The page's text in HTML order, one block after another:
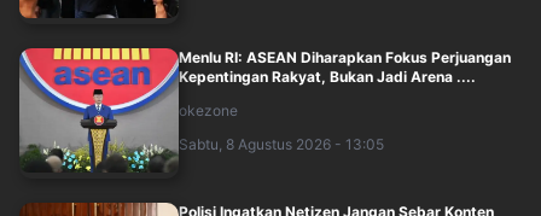
Menlu RI: ASEAN Diharapkan Fokus Perjuangan
Kepentingan Rakyat, Bukan Jadi Arena ....
okezone
Sabtu, 8 Agustus 2026 - 13:05
Polisi Ingatkan Netizen Jangan Sebar Konten